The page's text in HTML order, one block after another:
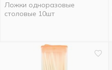
Ложки одноразовые
столовые 10шт